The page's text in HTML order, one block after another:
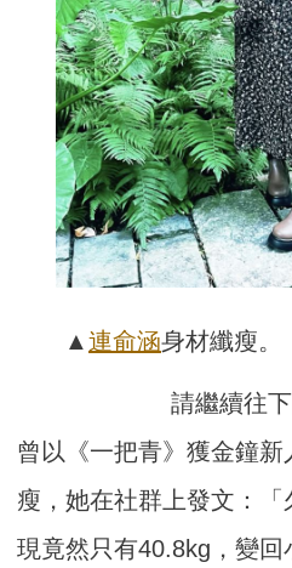
▲ 連俞涵身材纖瘦。
請繼續往
曾以《一把青》獲金鐘
瘦，她在社群上發文：「
現竟然只有40.8kg，變